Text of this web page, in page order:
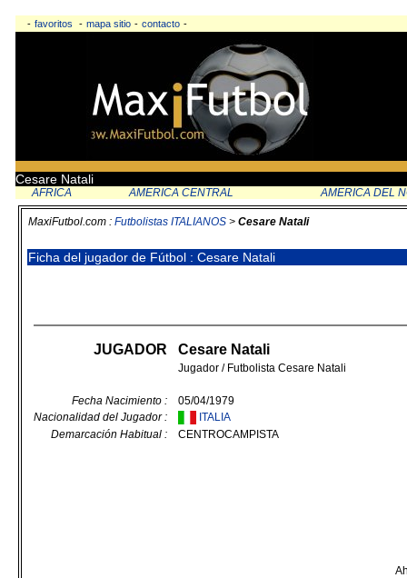
- favoritos - mapa sitio - contacto -
Cesare Natali
AFRICA AMERICA CENTRAL AMERICA DEL
MaxiFutbol.com : Futbolistas ITALIANOS > Cesare Natali
Ficha del jugador de Fútbol : Cesare Natali
JUGADOR Cesare Natali
Jugador / Futbolista Cesare Natali
Fecha Nacimiento :
05/04/1979
Nacionalidad del Jugador :
ITALIA
Demarcación Habitual :
CENTROCAMPISTA